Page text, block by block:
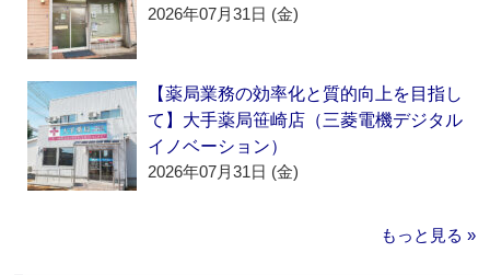
2026年07月31日 (金)
【薬局業務の効率化と質的向上を目指し
て】大手薬局笹崎店（三菱電機デジタル
イノベーション）
2026年07月31日 (金)
もっと見る »